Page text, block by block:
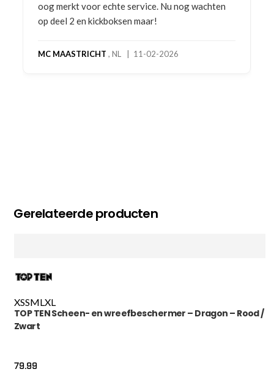
oog merkt voor echte service. Nu nog wachten
op deel 2 en kickboksen maar!
MC MAASTRICHT , NL | 11-02-2026
Gerelateerde producten
XSSMLXL
TOP TEN Scheen- en wreefbeschermer – Dragon – Rood /
Zwart
79.99